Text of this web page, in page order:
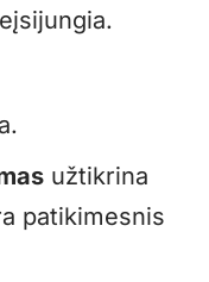
užtikrina
patikimesnis